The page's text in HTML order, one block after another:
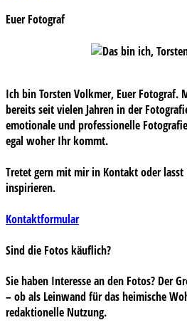
Euer Fotograf
Ich bin Torsten Volkmer, Euer Fotograf.
bereits seit vielen Jahren in der
emotionale und professionelle
egal woher Ihr kommt.
Tretet gern mit mir in Kontakt oder lasst
inspirieren.
Kontaktformular
Sind die Fotos käuflich?
Sie haben Interesse an den Fotos? Der
– ob als Leinwand für das heimische
redaktionelle Nutzung.